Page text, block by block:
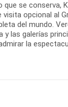
que se conserva,
opcional al
del mundo.
las galerías
la